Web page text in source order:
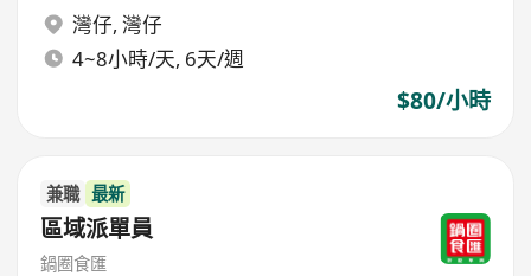
灣仔, 灣仔
4~8小時/天, 6天/週
$80/小時
兼職 最新
區域派單員
鍋圈食匯